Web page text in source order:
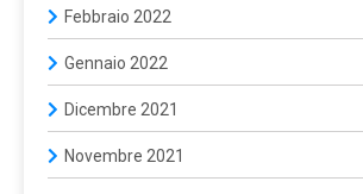
Febbraio 2022
Gennaio 2022
Dicembre 2021
Novembre 2021